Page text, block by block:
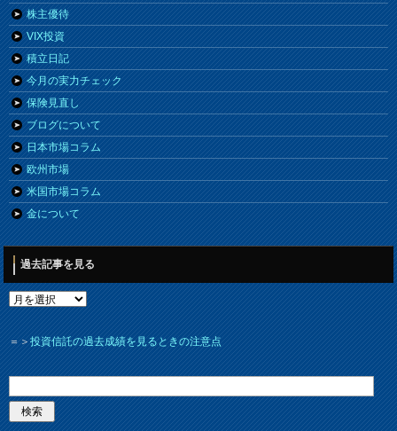
株主優待
VIX投資
積立日記
今月の実力チェック
保険見直し
ブログについて
日本市場コラム
欧州市場
米国市場コラム
金について
過去記事を見る
＝＞投資信託の過去成績を見るときの注意点